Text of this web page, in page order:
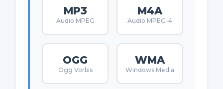
MP3
Audio MPEG
M4A
Audio MPEG-4
OGG
Ogg Vorbis
WMA
Windows Media